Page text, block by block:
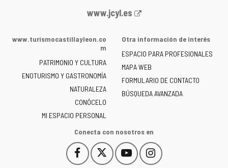
Portal
la
de
Castilla
y
León
-
www.jcyl.es
www.turismocastillayleon.co
m
PATRIMONIO Y CULTURA
ENOTURISMO Y GASTRONOMÍA
NATURALEZA
CONÓCELO
MI ESPACIO PERSONAL
Otra información de interés
ESPACIO PARA PROFESIONALES
MAPA WEB
FORMULARIO DE CONTACTO
BÚSQUEDA AVANZADA
Conecta con nosotros en
Facebook
Este
Este
YouTube
Este
Instagram
Este